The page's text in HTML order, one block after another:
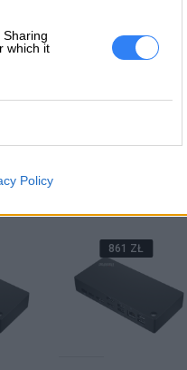
which it
Policy
Compact
DOKUJĄCE
861 ZŁ